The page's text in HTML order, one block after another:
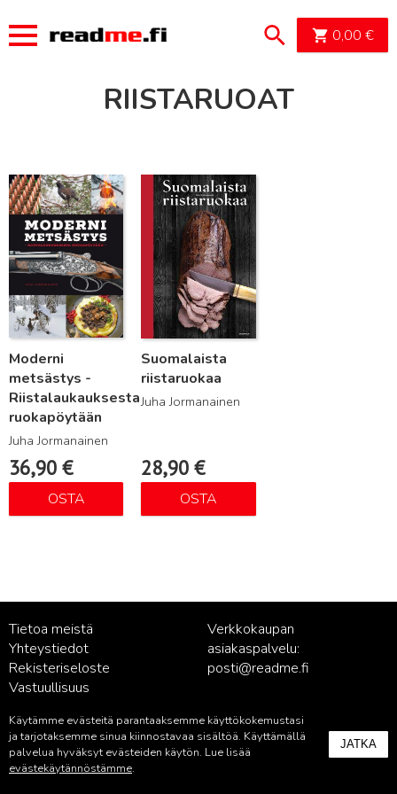
0,00 €
RIISTARUOAT
Moderni
metsästys -
Riistalaukauksesta
ruokapöytään
Juha Jormanainen
36,90 €
OSTA
Lue lisää
Suomalaista
riistaruokaa
Juha Jormanainen
28,90€
OSTA
Lue lisää
Tietoa meistä
Yhteystiedot
Rekisteriseloste
Vastuullisuus
Verkkokaupan
asiakaspalvelu:
posti@readme.fi
Kustantamon asiakaspalvelu:
palvelu@readme.fi
Käytämme evästeitä parantaaksemme käyttökokemustasi
ja tarjotaksemme sinua kiinnostavaa sisältöä. Käyttämällä
palvelua hyväksyt evästeiden käytön. Lue lisää
evästekäytännöstämme.
JATKA